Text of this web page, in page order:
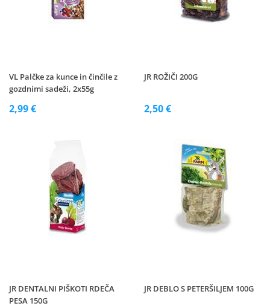
VL Palčke za kunce in činčile z
gozdnimi sadeži, 2x55g
2,99 €
JR ROŽIČI 200G
2,50 €
JR DENTALNI PIŠKOTI RDEČA
PESA 150G
JR DEBLO S PETERŠILJEM 100G